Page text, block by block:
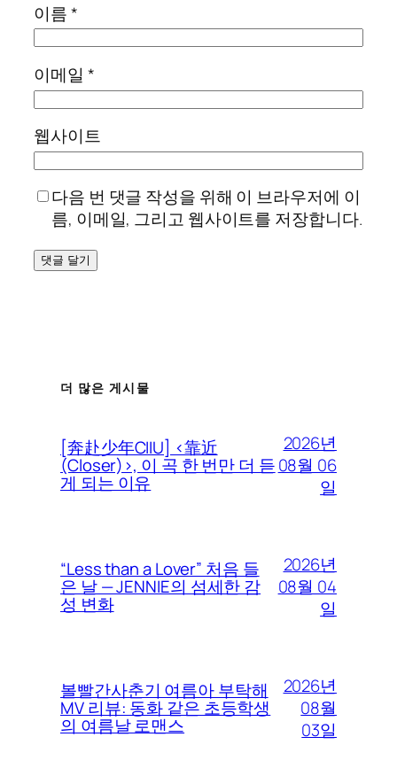
이름*
이메일 *
웹사이트
다음 번 댓글 작성을 위해 이 브라우저에 이
름, 이메일, 그리고 웹사이트를 저장합니다.
더 많은 게시물
[奔赴少年CIIU] <靠近
(Closer)>, 이 곡 한 번만 더 듣
게 되는 이유
2026년
08월 06
일
“Less than a Lover” 처음 들
은 날 — JENNIE의 섬세한 감
성 변화
2026년
08월 04
일
볼빨간사춘기 여름아 부탁해
MV 리뷰: 동화 같은 초등학생
의 여름날 로맨스
2026년
08월
03일